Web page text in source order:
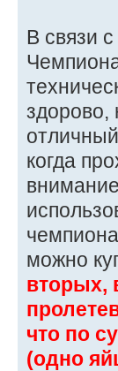
В связи
здорово,
когда
можно
вторых,
что по
(одно